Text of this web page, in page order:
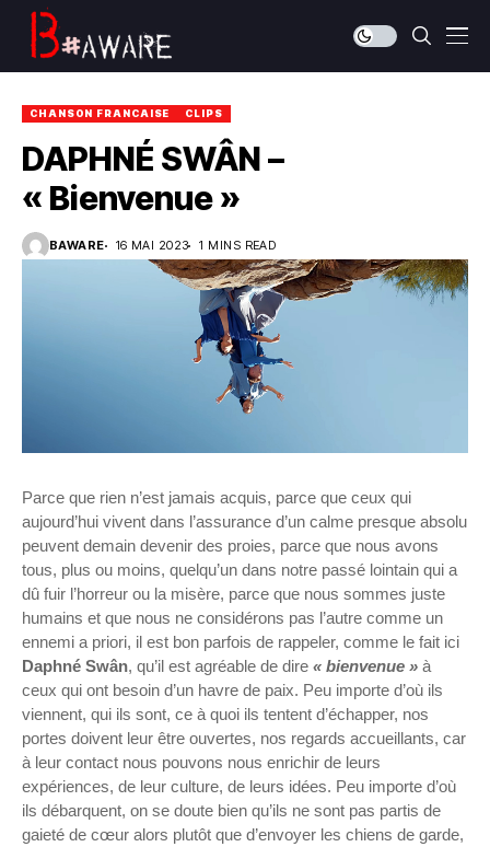
CHANSON FRANCAISE CLIPS
DAPHNÉ SWÂN –
« Bienvenue »
BAWARE 16 MAI 2023 1 MINS READ
Parce que rien n’est jamais acquis, parce que ceux qui
aujourd’hui vivent dans l’assurance d’un calme presque absolu
peuvent demain devenir des proies, parce que nous avons
tous, plus ou moins, quelqu’un dans notre passé lointain qui a
dû fuir l’horreur ou la misère, parce que nous sommes juste
humains et que nous ne considérons pas l’autre comme un
ennemi a priori, il est bon parfois de rappeler, comme le fait ici
Daphné Swân, qu’il est agréable de dire « bienvenue » à
ceux qui ont besoin d’un havre de paix. Peu importe d’où ils
viennent, qui ils sont, ce à quoi ils tentent d’échapper, nos
portes doivent leur être ouvertes, nos regards accueillants, car
à leur contact nous pouvons nous enrichir de leurs
expériences, de leur culture, de leurs idées. Peu importe d’où
ils débarquent, on se doute bien qu’ils ne sont pas partis de
gaieté de cœur alors plutôt que d’envoyer les chiens de garde,